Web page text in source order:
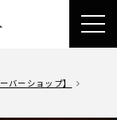
ーショップ】